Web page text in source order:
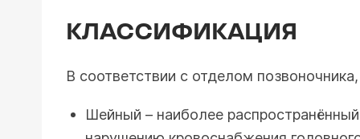
КЛАССИФИКАЦИЯ
В соответствии с отделом
Шейный – наиболее